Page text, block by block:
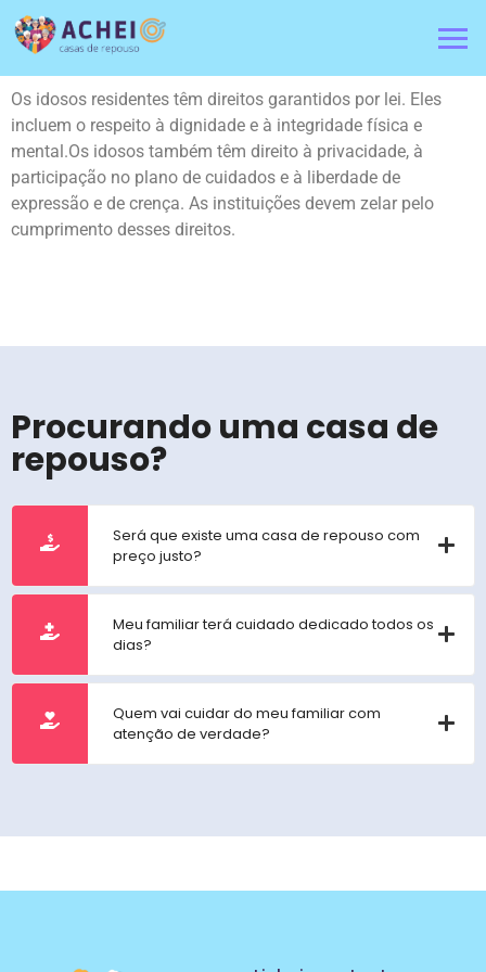
Os idosos residentes têm direitos garantidos por lei. Eles
incluem o respeito à dignidade e à integridade física e
mental.Os idosos também têm direito à privacidade, à
participação no plano de cuidados e à liberdade de
expressão e de crença. As instituições devem zelar pelo
cumprimento desses direitos.
Procurando uma casa de
repouso?
Será que existe uma casa de repouso com
preço justo?
Meu familiar terá cuidado dedicado todos os
dias?
Quem vai cuidar do meu familiar com
atenção de verdade?